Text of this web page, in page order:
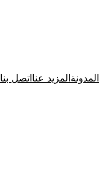
المدونةالمزيد عنااتصل بنا